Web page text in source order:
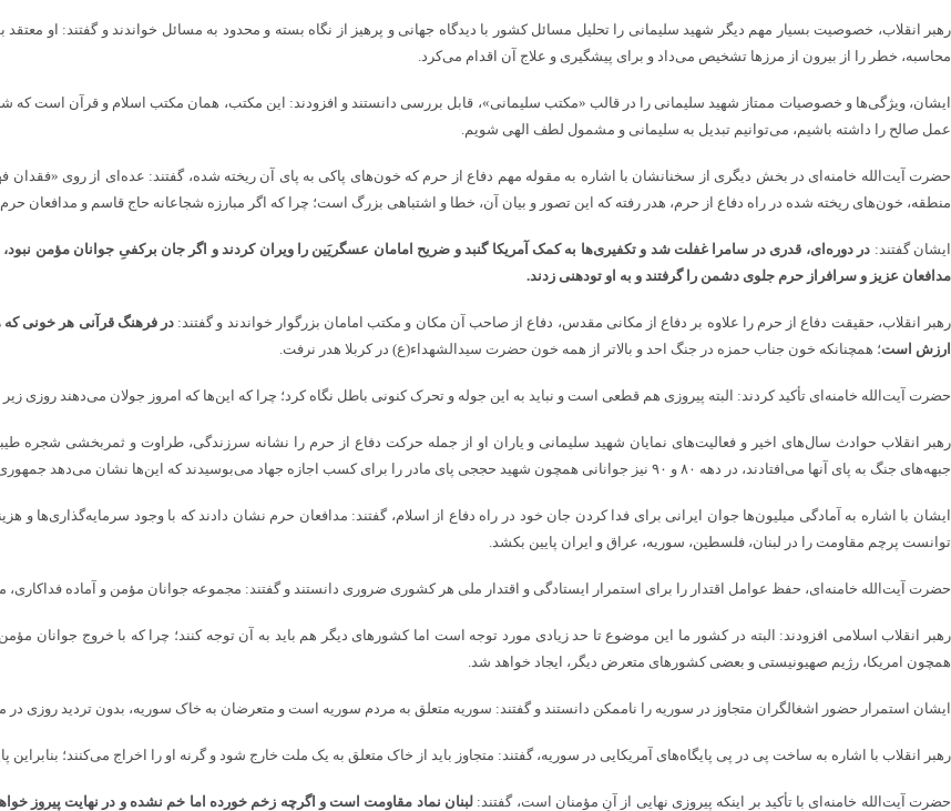
رهبر انقلاب، خصوصیت بسیار مهم دیگر شهید سلیمانی را تحلیل مسائل کشور با دیدگاه جهانی و پرهیز از نگاه بسته و محدود به مسائل خواندند و گفتند: او
محاسبه، خطر را از بیرون از مرزها تشخیص می‌داد و برای پیشگیری و علاج آن اقدام می‌کرد.
ایشان، ویژگی‌ها و خصوصیات ممتاز شهید سلیمانی را در قالب «مکتب سلیمانی»، قابل بررسی دانستند و افزودند: این مکتب، همان مکتب اسلام و قرآن است که
عمل صالح را داشته باشیم، می‌توانیم تبدیل به سلیمانی و مشمول لطف الهی شویم.
حضرت آیت‌الله خامنه‌ای در بخش دیگری از سخنانشان با اشاره به مقوله مهم دفاع از حرم که خون‌های پاکی به پای آن ریخته شده، گفتند: عده‌ای از روی «فقدان
منطقه، خون‌های ریخته شده در راه دفاع از حرم، هدر رفته که این تصور و بیان آن، خطا و اشتباهی بزرگ است؛ چرا که اگر مبارزه شجاعانه حاج قاسم و مدافعان
ایشان گفتند: در دوره‌ای، قدری در سامرا غفلت شد و تکفیری‌ها به کمک آمریکا گنبد و ضریح امامان عسگریَین را ویران کردند و اگر جان برکفیِ جوانان مؤمن
مدافعان عزیز و سرافراز حرم جلوی دشمن را گرفتند و به او تودهنی زدند.
رهبر انقلاب، حقیقت دفاع از حرم را علاوه بر دفاع از مکانی مقدس، دفاع از صاحب آن مکان و مکتب امامان بزرگوار خواندند و گفتند: در فرهنگ قرآنی هر خونی که
ارزش است؛ همچنانکه خون جناب حمزه در جنگ احد و بالاتر از همه خون حضرت سیدالشهداء(ع) در کربلا هدر نرفت.
حضرت آیت‌الله خامنه‌ای تأکید کردند: البته پیروزی هم قطعی است و نباید به این جوله و تحرک کنونی باطل نگاه کرد؛ چرا که این‌ها که امروز جولان می‌دهند روزی
جبهه‌های جنگ به پای آنها می‌افتادند، در دهه ۸۰ و ۹۰ نیز جوانانی همچون شهید حججی پای مادر را برای کسب اجازه جهاد می‌بوسیدند که این‌ها نشان می‌دهد جمهوری اسلامی بعد از ۴۶ سال همچنان زنده است.
ایشان با اشاره به آمادگی میلیون‌ها جوان ایرانی برای فدا کردن جان خود در راه دفاع از اسلام، گفتند: مدافعان حرم نشان دادند که با وجود سرمایه‌گذاری‌ها
توانست پرچم مقاومت را در لبنان، فلسطین، سوریه، عراق و ایران پایین بکشد.
حضرت آیت‌الله خامنه‌ای، حفظ عوامل اقتدار را برای استمرار ایستادگی و اقتدار ملی هر کشوری ضروری دانستند و گفتند: مجموعه جوانان مؤمن و آماده فداکاری،
رهبر انقلاب اسلامی افزودند: البته در کشور ما این موضوع تا حد زیادی مورد توجه است اما کشورهای دیگر هم باید به آن توجه کنند؛ چرا که با خروج جوانان
همچون امریکا، رژیم صهیونیستی و بعضی کشورهای متعرض دیگر، ایجاد خواهد شد.
ایشان استمرار حضور اشغالگران متجاوز در سوریه را ناممکن دانستند و گفتند: سوریه متعلق به مردم سوریه است و متعرضان به خاک سوریه، بدون تردید روزی
رهبر انقلاب با اشاره به ساخت پی در پی پایگاه‌های آمریکایی در سوریه، گفتند: متجاوز باید از خاک متعلق به یک ملت خارج شود و گرنه او را اخراج می‌کنند؛
حضرت آیت‌الله خامنه‌ای با تأکید بر اینکه پیروزی نهایی از آنِ مؤمنان است، گفتند:لبنان نماد مقاومت است و اگرچه زخم خورده اما خم نشده و در نهایت پیروز